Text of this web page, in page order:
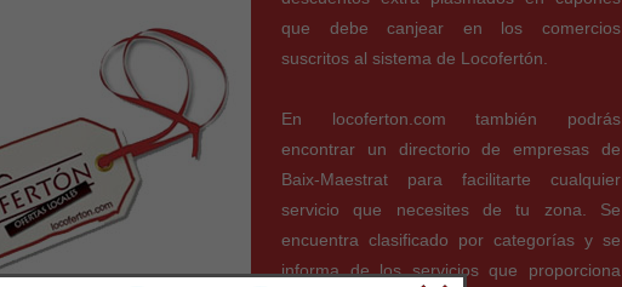
que debe canjear en los comercios
suscritos al sistema de Locofertón.
En locoferton.com también podrás
encontrar un directorio de empresas de
Baix-Maestrat para facilitarte cualquier
servicio que necesites de tu zona. Se
encuentra clasificado por categorías y se
informa de los servicios que proporciona